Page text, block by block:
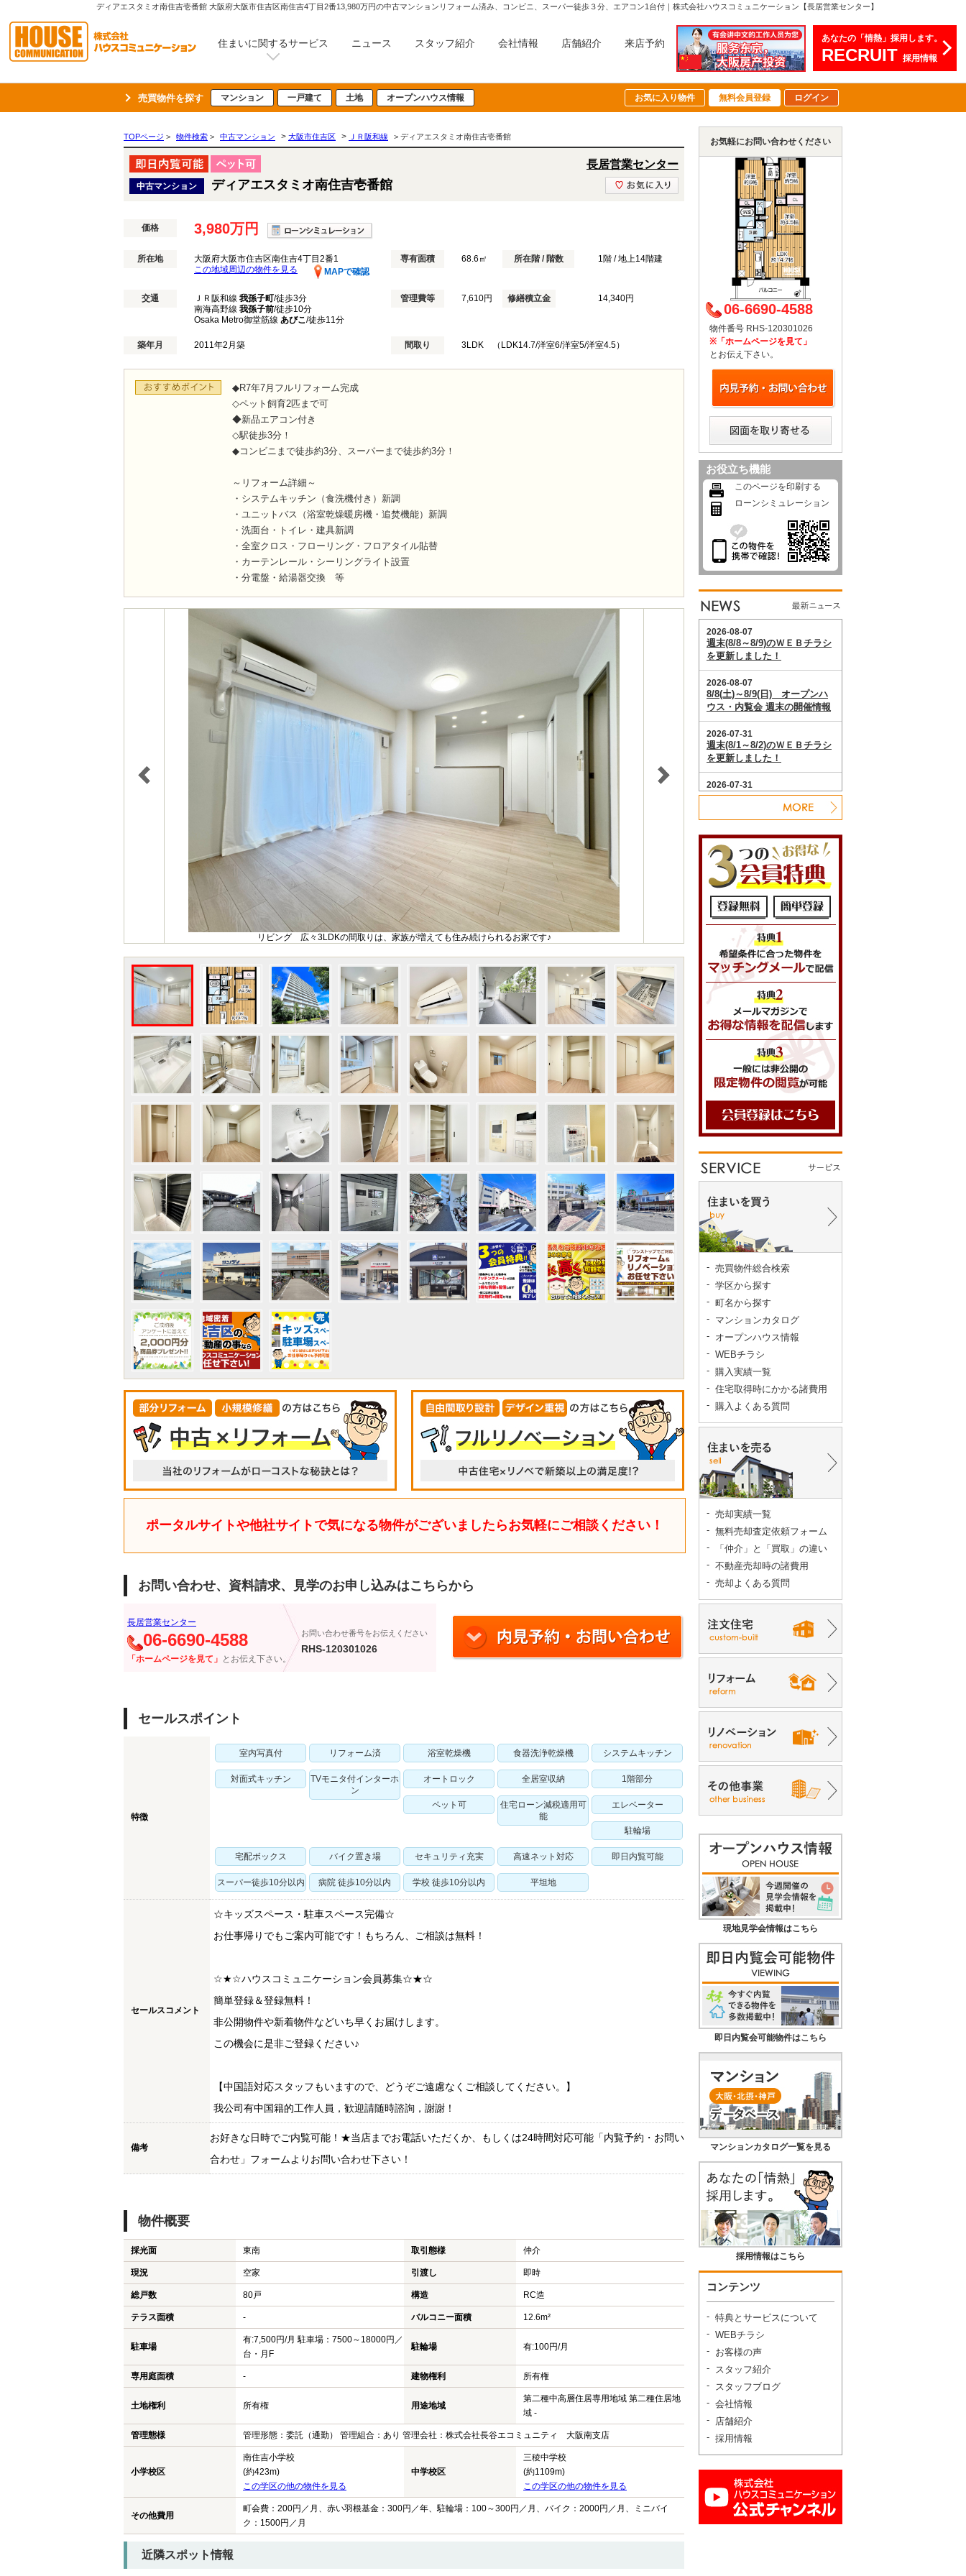
ディアエスタミオ南住吉壱番館 大阪府大阪市住吉区南住吉4丁目2番13,980万円の中古マンションリフォーム済み、コンビニ、スーパー徒歩３分、エアコン1台付｜株式会社ハウスコミュニケーション【長居営業センター】
住まいに関するサービス ニュース スタッフ紹介 会社情報 店舗紹介 来店予約 あなたの「情熱」採用します。
RECRUIT 採用情報
売買物件を探す マンション 一戸建て 土地 オープンハウス情報 お気に入り物件 無料会員登録 ログイン
TOPページ > 物件検索 > 中古マンション > 大阪市住吉区 > ＪＲ阪和線 > ディアエスタミオ南住吉壱番館
長居営業センター
中古マンション ディアエスタミオ南住吉壱番館
価格 3,980万円
所在地
大阪府大阪市住吉区南住吉4丁目2番1
MAPで確認
この地域周辺の物件を見る
専有面積 68.6㎡ 所在階 / 階数 1階 / 地上14階建
交通 ＪＲ阪和線 我孫子町/徒歩3分
南海高野線 我孫子前/徒歩10分
Osaka Metro御堂筋線 あびこ/徒歩11分
管理費等 7,610円 修繕積立金 14,340円
築年月 2011年2月築 間取り 3LDK （LDK14.7/洋室6/洋室5/洋室4.5）
◆R7年7月フルリフォーム完成
◇ペット飼育2匹まで可
◆新品エアコン付き
◇駅徒歩3分！
◆コンビニまで徒歩約3分、スーパーまで徒歩約3分！
～リフォーム詳細～
・システムキッチン（食洗機付き）新調
・ユニットバス（浴室乾燥暖房機・追焚機能）新調
・洗面台・トイレ・建具新調
・全室クロス・フローリング・フロアタイル貼替
・カーテンレール・シーリングライト設置
・分電盤・給湯器交換 等
リビング 広々3LDKの間取りは、家族が増えても住み続けられるお家です♪
ポータルサイトや他社サイトで気になる物件がございましたらお気軽にご相談ください！
お問い合わせ、資料請求、見学のお申し込みはこちらから
長居営業センター
06-6690-4588
「ホームページを見て」 とお伝え下さい。
お問い合わせ番号をお伝えください
RHS-120301026
セールスポイント
特徴
室内写真付 リフォーム済 浴室乾燥機 食器洗浄乾燥機 システムキッチン
対面式キッチン
TVモニタ付インターホ
ン
オートロック 全居室収納 1階部分
ペット可
住宅ローン減税適用可
能
エレベーター
駐輪場
宅配ボックス バイク置き場 セキュリティ充実 高速ネット対応 即日内覧可能
スーパー徒歩10分以内 病院 徒歩10分以内 学校 徒歩10分以内 平坦地
セールスコメント
☆キッズスペース・駐車スペース完備☆
お仕事帰りでもご案内可能です！もちろん、ご相談は無料！
☆★☆ハウスコミュニケーション会員募集☆★☆
簡単登録＆登録無料！
非公開物件や新着物件などいち早くお届けします。
この機会に是非ご登録ください♪
【中国語対応スタッフもいますので、どうぞご遠慮なくご相談してください。】
我公司有中国籍的工作人員，歓迎請随時諮詢，謝謝！
備考
お好きな日時でご内覧可能！★当店までお電話いただくか、もしくは24時間対応可能「内覧予約・お問い
合わせ」フォームよりお問い合わせ下さい！
物件概要
採光面 東南 取引態様 仲介
現況 空家 引渡し 即時
総戸数 80戸 構造 RC造
テラス面積 - バルコニー面積 12.6m²
駐車場
有:7,500円/月 駐車場：7500～18000円／
台・月F
駐輪場 有:100円/月
専用庭面積 - 建物権利 所有権
土地権利 所有権 用途地域
第二種中高層住居専用地域 第二種住居地
域 -
管理態様 管理形態：委託（通勤） 管理組合：あり 管理会社：株式会社長谷エコミュニティ 大阪南支店
小学校区
南住吉小学校
(約423m)
この学区の他の物件を見る
中学校区
三稜中学校
(約1109m)
この学区の他の物件を見る
その他費用
町会費：200円／月、赤い羽根基金：300円／年、駐輪場：100～300円／月、バイク：2000円／月、ミニバイ
ク：1500円／月
近隣スポット情報
お気軽にお問い合わせください
06-6690-4588
物件番号 RHS-120301026
※「ホームページを見て」
とお伝え下さい。
お役立ち機能
このページを印刷する
ローンシミュレーション
売買物件総合検索
学区から探す
町名から探す
マンションカタログ
オープンハウス情報
WEBチラシ
購入実績一覧
住宅取得時にかかる諸費用
購入よくある質問
売却実績一覧
無料売却査定依頼フォーム
「仲介」と「買取」の違い
不動産売却時の諸費用
売却よくある質問
現地見学会情報はこちら
即日内覧会可能物件はこちら
マンションカタログ一覧を見る
採用情報はこちら
コンテンツ
特典とサービスについて
WEBチラシ
お客様の声
スタッフ紹介
スタッフブログ
会社情報
店舗紹介
採用情報